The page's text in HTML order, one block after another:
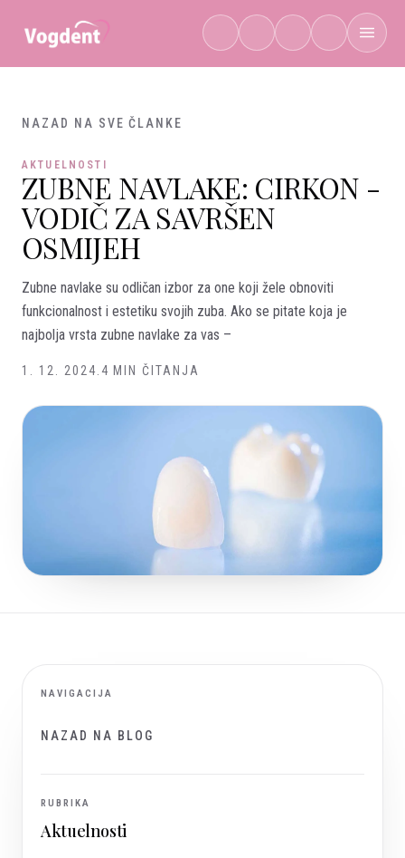
NAZAD NA SVE ČLANKE
AKTUELNOSTI
ZUBNE NAVLAKE: CIRKON -
VODIČ ZA SAVRŠEN
OSMIJEH
Zubne navlake su odličan izbor za one koji žele obnoviti
funkcionalnost i estetiku svojih zuba. Ako se pitate koja je
najbolja vrsta zubne navlake za vas –
1. 12. 2024. 4 MIN ČITANJA
NAVIGACIJA
NAZAD NA BLOG
RUBRIKA
Aktuelnosti